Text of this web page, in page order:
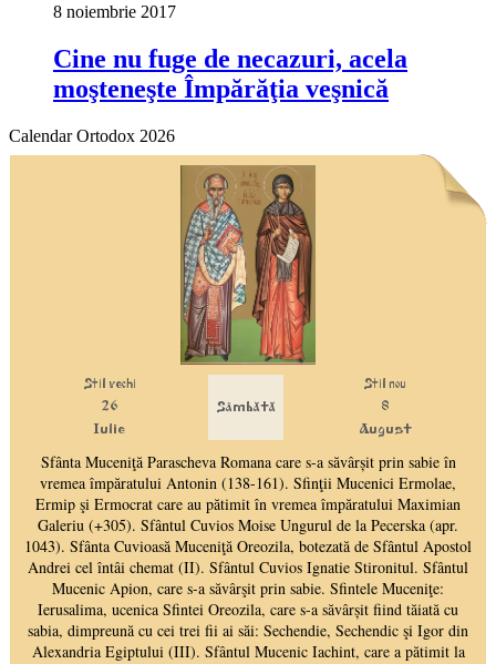
8 noiembrie 2017
Сine nu fuge de necazuri, acela
moşteneşte Împărăţia veşnică
Calendar Ortodox 2026